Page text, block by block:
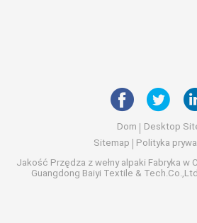
Dom
Desktop
Sitemap
Polityka
Jakość Przędza z wełny alpaki Fabryka w
Guangdong Baiyi Textile &